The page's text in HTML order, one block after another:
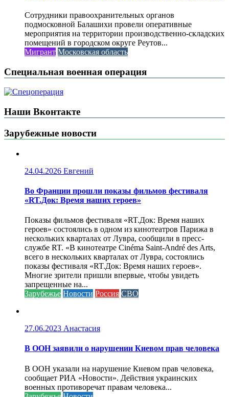
Сотрудники правоохранительных органов
подмосковной Балашихи провели оперативные
мероприятия на территории производственно-складских
помещений в городском округе Реутов...
Мигрант Московская область
Специальная военная операция
Наши Вконтакте
Зарубежные новости
24.04.2026 Евгений
Во Франции прошли показы фильмов фестиваля
«RT.Док: Время наших героев»
Показы фильмов фестиваля «RT.Док: Время наших
героев» состоялись в одном из кинотеатров Парижа в
нескольких кварталах от Лувра, сообщили в пресс-
службе RT. «В кинотеатре Cinéma Saint-André des Arts,
всего в нескольких кварталах от Лувра, состоялись
показы фестиваля «RT.Док: Время наших героев».
Многие зрители пришли впервые, чтобы увидеть
запрещенные на...
Зарубежье Новости Россия СВО
27.06.2023 Анастасия
В ООН заявили о нарушении Киевом прав человека
В ООН указали на нарушение Киевом прав человека,
сообщает РИА «Новости». Действия украинских
военных противоречат правам человека...